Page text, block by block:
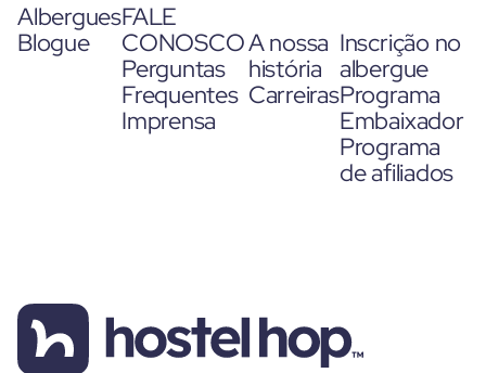
Albergues
Blogue
FALE
CONOSCO
Perguntas
Frequentes
Imprensa
A nossa
história
Carreiras
Inscrição no
albergue
Programa
Embaixador
Programa
de afiliados